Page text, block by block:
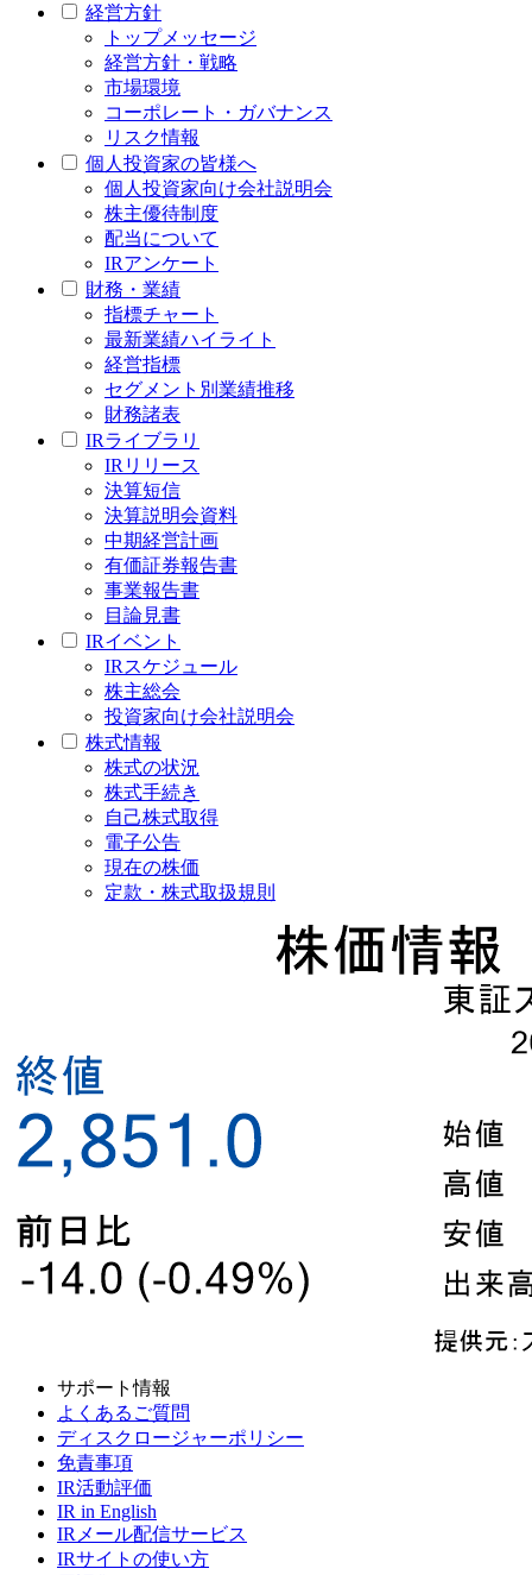
経営方針
トップメッセージ
経営方針・戦略
市場環境
コーポレート・ガバナンス
リスク情報
個人投資家の皆様へ
個人投資家向け会社説明会
株主優待制度
配当について
IRアンケート
財務・業績
指標チャート
最新業績ハイライト
経営指標
セグメント別業績推移
財務諸表
IRライブラリ
IRリリース
決算短信
決算説明会資料
中期経営計画
有価証券報告書
事業報告書
目論見書
IRイベント
IRスケジュール
株主総会
投資家向け会社説明会
株式情報
株式の状況
株式手続き
自己株式取得
電子公告
現在の株価
定款・株式取扱規則
サポート情報
よくあるご質問
ディスクロージャーポリシー
免責事項
IR活動評価
IR in English
IRメール配信サービス
IRサイトの使い方